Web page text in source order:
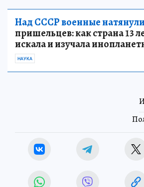
Над СССР военные натянули
пришельцев: как страна 13
искала и изучала
НАУКА